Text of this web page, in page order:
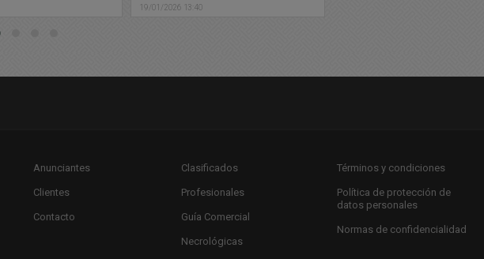
Anunciantes
Clientes
Contacto
Clasificados
Profesionales
Guía Comercial
Necrológicas
Términos y condiciones
Política de protección de
datos personales
Normas de confidencialidad